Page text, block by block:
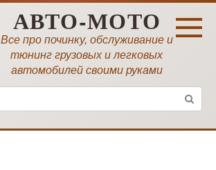
АВТО-МОТО
Все про починку, обслуживание и
тюнинг грузовых и легковых
автомобилей своими руками